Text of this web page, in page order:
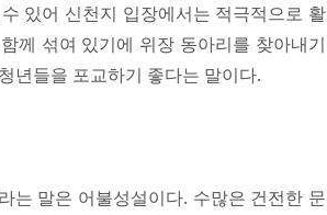
있어 신천지 입장에서는 적극적으로 활
께 섞여 있기에 위장 동아리를 찾아내기
년들을 포교하기 좋다는 말이다.
는 말은 어불성설이다. 수많은 건전한 문